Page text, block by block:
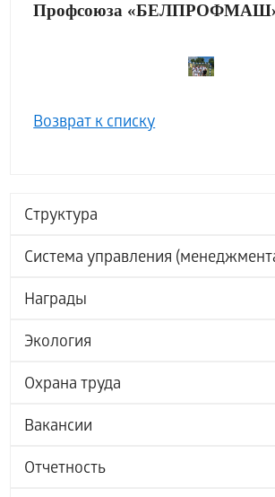
Структура
Система управления
Награды
Экология
Охрана труда
Вакансии
Отчетность
Профсоюза
Возврат к списку